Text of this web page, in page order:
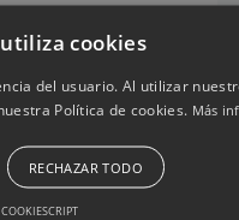
y Fuensanta) 4 meses ago
cookies
del usuario. Al utilizar
Política de cookies. Más
RECHAZAR TODO